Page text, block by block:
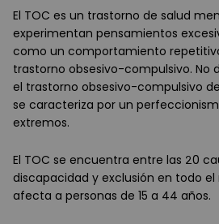
El TOC es un trastorno de salud
experimentan pensamientos
como un comportamiento
trastorno obsesivo-compulsivo. No
el trastorno obsesivo-compulsivo
se caracteriza por un
extremos.
El TOC se encuentra entre las 20
discapacidad y exclusión en todo el
afecta a personas de 15 a 44 años.